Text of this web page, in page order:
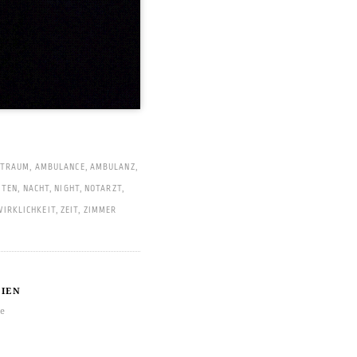
, AMBULANCE, AMBULANZ,
, NACHT, NIGHT, NOTARZT,
, ZEIT, ZIMMER